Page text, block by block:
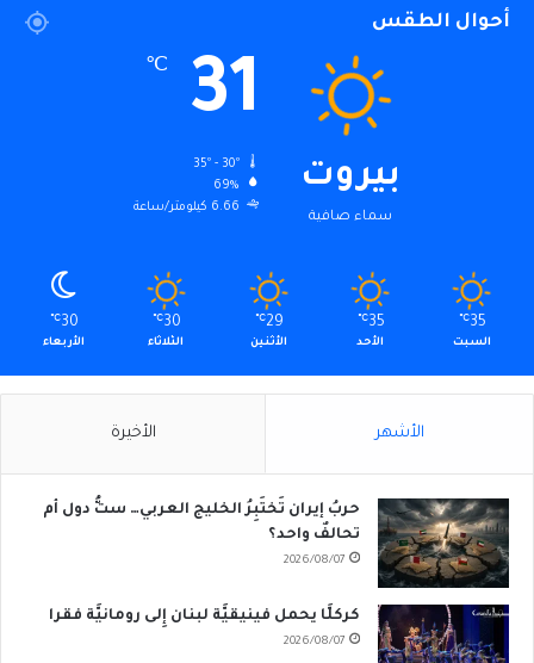
أحوال الطقس
بيروت
سماء صافية
31
℃
69%
6.66 كيلومتر/ساعة
35
℃
السبت
35
℃
الأحد
29
℃
الأثنين
30
℃
الثلاثاء
30
℃
الأربعاء
الأشهر الأخيرة
حربُ إيران تَختَبِرُ الخليج العربي… ستُّ دول أم
تحالفٌ واحد؟
2026/08/07
كركلَّا يحمل فينيقيَّة لبنان إِلى رومانيَّة فقرا
2026/08/07